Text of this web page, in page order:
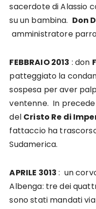
sacerdote di Alassio
su un bambina. Don
amministratore
FEBBRAIO 2013 : don
patteggiato la
sospesa per aver
ventenne. In
del Cristo Re di
fattaccio ha
Sudamerica.
APRILE 3013 : un
Albenga: tre dei
sono stati mandati